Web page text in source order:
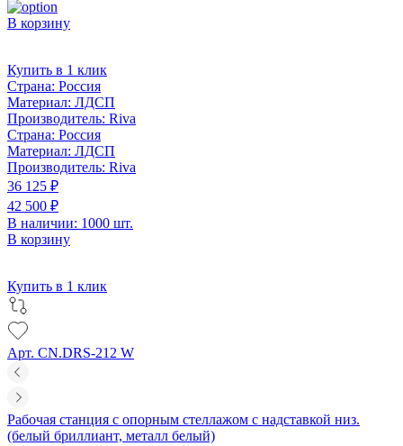
В корзину
Купить в 1 клик
Страна: Россия
Материал: ЛДСП
Производитель: Riva
Страна: Россия
Материал: ЛДСП
Производитель: Riva
36 125 ₽
42 500 ₽
В наличии: 1000 шт.
В корзину
Купить в 1 клик
Арт. CN.DRS-212 W
Рабочая станция с опорным стеллажом с надставкой низ.
(белый бриллиант, металл белый)